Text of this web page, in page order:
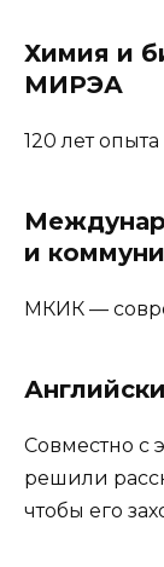
Химия и
МИРЭА
120 лет
и
МКИК —
Совместно с
решили
чтобы его